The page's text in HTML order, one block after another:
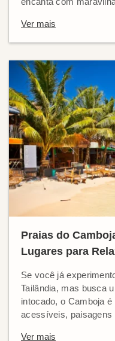
Ver mais
Praias do
Lugares para
Se você já
Tailândia, mas busca
intocado, o Camboja
acessíveis, paisagens
Ver mais